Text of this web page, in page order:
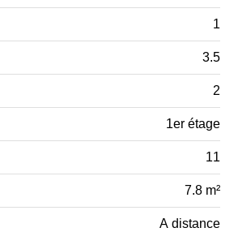
1
3.5
2
1er étage
11
7.8 m²
A distance